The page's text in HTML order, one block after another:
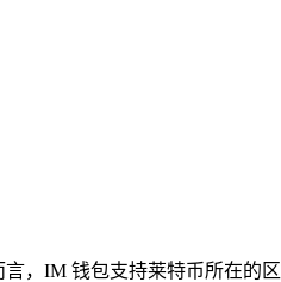
，IM 钱包支持莱特币所在的